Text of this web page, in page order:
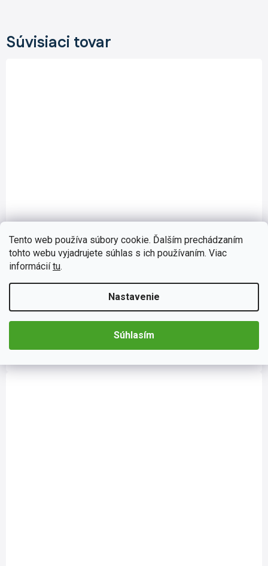
Tento web používa súbory cookie. Ďalším prechádzaním
tohto webu vyjadrujete súhlas s ich používaním. Viac
informáciítu.
Nastavenie
Súhlasím
Súvisiaci tovar
Kľúče na demontáž autorádia - Clarion, JVC,
Kenwood, Panasonic
Skladom (>5 ks)
€3,26
Kľúče na demontáž autorádia sú skvelým pomocníkom na
výmenu Vášho autorádia. Demontáž rádia pomocou týchto
kľúčov je veľmi jednoduchá a možno ju vykonať v priebehu